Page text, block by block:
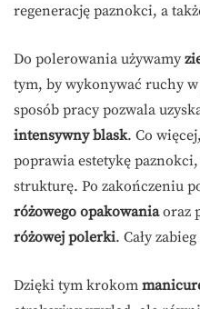
regenerację paznokci, a
Do polerowania używamy
tym, by wykonywać ruchy
sposób pracy pozwala
intensywny blask. Co
poprawia estetykę
strukturę. Po zakończeniu
różowego opakowaniaoraz
różowej polerki. Cały
Dzięki tym krokom